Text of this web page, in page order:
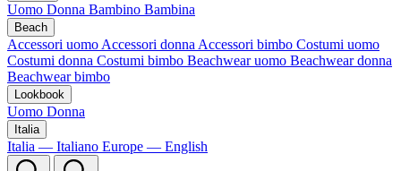
Uomo Donna Bambino Bambina
Beach
Accessori uomo Accessori donna Accessori bimbo Costumi uomo
Costumi donna Costumi bimbo Beachwear uomo Beachwear donna
Beachwear bimbo
Lookbook
Uomo Donna
Italia
Italia — Italiano Europe — English